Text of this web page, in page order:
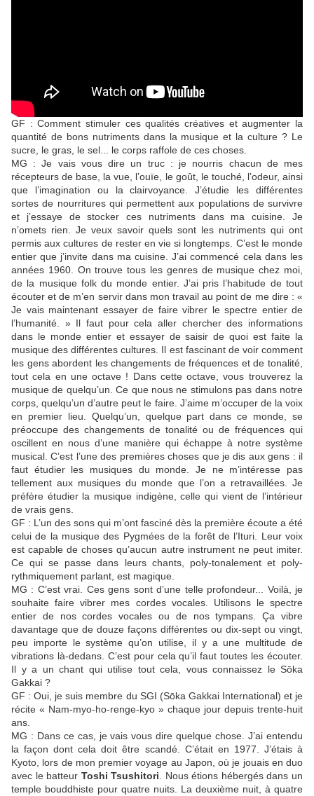
GF : Comment stimuler ces qualités créatives et augmenter la
quantité de bons nutriments dans la musique et la culture ? Le
sucre, le gras, le sel... le corps raffole de ces choses.
MG : Je vais vous dire un truc : je nourris chacun de mes
récepteurs de base, la vue, l’ouïe, le goût, le touché, l’odeur, ainsi
que l’imagination ou la clairvoyance. J’étudie les différentes
sortes de nourritures qui permettent aux populations de survivre
et j’essaye de stocker ces nutriments dans ma cuisine. Je
n’omets rien. Je veux savoir quels sont les nutriments qui ont
permis aux cultures de rester en vie si longtemps. C’est le monde
entier que j’invite dans ma cuisine. J’ai commencé cela dans les
années 1960. On trouve tous les genres de musique chez moi,
de la musique folk du monde entier. J’ai pris l’habitude de tout
écouter et de m’en servir dans mon travail au point de me dire : «
Je vais maintenant essayer de faire vibrer le spectre entier de
l’humanité. » Il faut pour cela aller chercher des informations
dans le monde entier et essayer de saisir de quoi est faite la
musique des différentes cultures. Il est fascinant de voir comment
les gens abordent les changements de fréquences et de tonalité,
tout cela en une octave ! Dans cette octave, vous trouverez la
musique de quelqu’un. Ce que nous ne stimulons pas dans notre
corps, quelqu’un d’autre peut le faire. J’aime m’occuper de la voix
en premier lieu. Quelqu’un, quelque part dans ce monde, se
préoccupe des changements de tonalité ou de fréquences qui
oscillent en nous d’une manière qui échappe à notre système
musical. C’est l’une des premières choses que je dis aux gens : il
faut étudier les musiques du monde. Je ne m’intéresse pas
tellement aux musiques du monde que l’on a retravaillées. Je
préfère étudier la musique indigène, celle qui vient de l’intérieur
de vrais gens.
GF : L’un des sons qui m’ont fasciné dès la première écoute a été
celui de la musique des Pygmées de la forêt de l’Ituri. Leur voix
est capable de choses qu’aucun autre instrument ne peut imiter.
Ce qui se passe dans leurs chants, poly-tonalement et poly-
rythmiquement parlant, est magique.
MG : C’est vrai. Ces gens sont d’une telle profondeur... Voilà, je
souhaite faire vibrer mes cordes vocales. Utilisons le spectre
entier de nos cordes vocales ou de nos tympans. Ça vibre
davantage que de douze façons différentes ou dix-sept ou vingt,
peu importe le système qu’on utilise, il y a une multitude de
vibrations là-dedans. C’est pour cela qu’il faut toutes les écouter.
Il y a un chant qui utilise tout cela, vous connaissez le Sōka
Gakkai ?
GF : Oui, je suis membre du SGI (Sōka Gakkai International) et je
récite « Nam-myo-ho-renge-kyo » chaque jour depuis trente-huit
ans.
MG : Dans ce cas, je vais vous dire quelque chose. J’ai entendu
la façon dont cela doit être scandé. C’était en 1977. J’étais à
Kyoto, lors de mon premier voyage au Japon, où je jouais en duo
avec le batteur Toshi Tsushitori . Nous étions hébergés dans un
temple bouddhiste pour quatre nuits. La deuxième nuit, à quatre